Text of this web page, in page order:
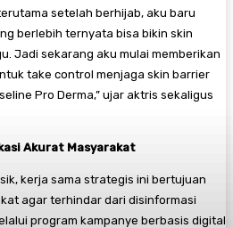
setelah berhijab, aku baru
berlebih ternyata bisa bikin skin
Jadi sekarang aku mulai memberikan
take control menjaga skin barrier
Pro Derma,” ujar aktris sekaligus
Akurat Masyarakat
kerja sama strategis ini bertujuan
agar terhindar dari disinformasi
program kampanye berbasis digital